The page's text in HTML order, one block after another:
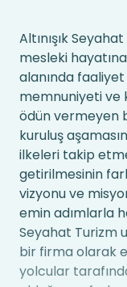
Altınışık
mesleki
alanında
memnuniyeti ve
ödün vermeyen
kuruluş
ilkeleri takip
getirilmesinin
vizyonu ve
emin adımlarla
Seyahat Turizm
bir firma olarak
yolcular